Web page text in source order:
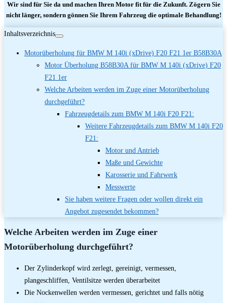
Wir sind für Sie da und machen Ihren Motor fit für die Zukunft. Zögern Sie
nicht länger, sondern gönnen Sie Ihrem Fahrzeug die optimale Behandlung!
Inhaltsverzeichnis
Motorüberholung für BMW M 140i (xDrive) F20 F21 1er B58B30A
Motor Überholung B58B30A für BMW M 140i (xDrive) F20
F21 1er
Welche Arbeiten werden im Zuge einer Motorüberholung
durchgeführt?
Fahrzeugdetails zum BMW M 140i F20 F21:
Weitere Fahrzeugdetails zum BMW M 140i F20
F21:
Motor und Antrieb
Maße und Gewichte
Karosserie und Fahrwerk
Messwerte
Sie haben weitere Fragen oder wollen direkt ein
Angebot zugesendet bekommen?
Welche Arbeiten werden im Zuge einer
Motorüberholung durchgeführt?
Der Zylinderkopf wird zerlegt, gereinigt, vermessen,
plangeschliffen, Ventilsitze werden überarbeitet
Die Nockenwellen werden vermessen, gerichtet und falls nötig